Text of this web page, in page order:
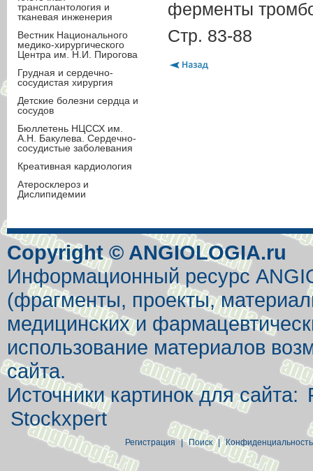
ферменты
Стр. 83-88
трансплантология и
тканевая инженерия
Вестник Национального
медико-хирургического
Центра им. Н.И. Пирогова
Грудная и сердечно-
сосудистая хирургия
Детские болезни сердца и
сосудов
Бюллетень НЦССХ им.
А.Н. Бакулева. Сердечно-
сосудистые заболевания
Креативная кардиология
Атеросклероз и
Дислипидемии
Copyright © ANGIOLOGIA.ru
Информационный ресурс
(фрагменты, проекты,
медицинских и
использование материалов
сайта.
Источники картинок для сайта:
Stockxpert
Регистрация | Поиск | Конфиденциальность